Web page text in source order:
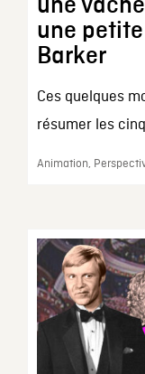
une
une petite
Barker
Ces quelques
résumer les
Animation,